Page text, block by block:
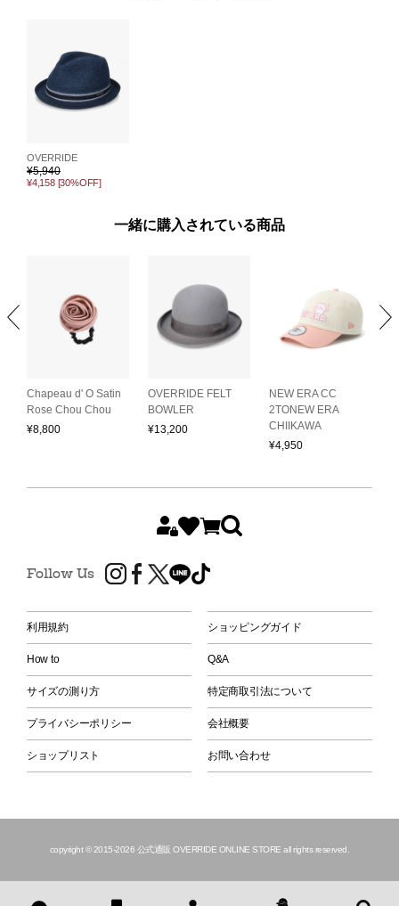
OVERRIDE
¥5,940
¥4,158 [30%OFF]
一緒に購入されている商品
Chapeau d' O Satin
Rose Chou Chou
¥8,800
OVERRIDE FELT
BOWLER
¥13,200
NEW ERA CC
2TONEW ERA
CHIIKAWA
¥4,950
Follow Us
利用規約 ショッピングガイド
How to Q&A
サイズの測り方 特定商取引法について
プライバシーポリシー 会社概要
ショップリスト お問い合わせ
copyright © 2015-2026 公式通販 OVERRIDE ONLINE STORE all rights reserved.